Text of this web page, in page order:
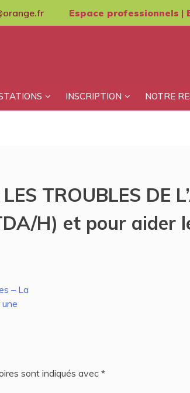
Espace professionnels |
INSCRIPTION NOTRE
TROUBLES DE
H) et pour aider
– La
sont indiqués avec *